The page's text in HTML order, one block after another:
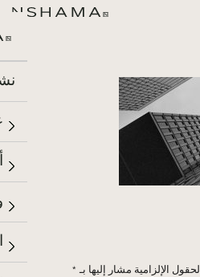
الحقول الإلزامية مشار إليها بـ *